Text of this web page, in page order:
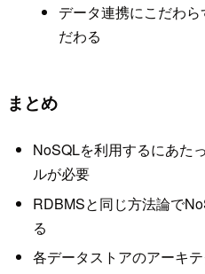
データ連携にこだわ
だわる
まとめ
NoSQLを利用するにあた
ルが必要
RDBMSと同じ方法論で
る
各データストアのアーキ